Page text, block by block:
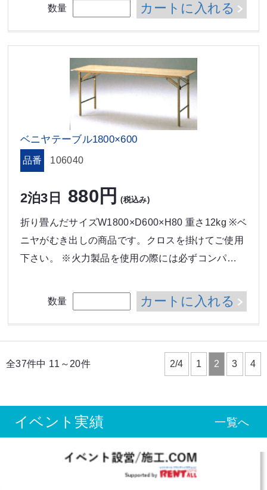
数量 カートに入れる
ベニヤテーブル1800×600
品番 106040
2泊3日 880円 (税込み)
折り畳んだサイズW1800×D600×H80 重さ12kg ※ベ
ニヤがむき出しの商品です。クロスを掛けてご使用
下さい。 ※火力製品を使用の際には必ずコンパ…
数量 カートに入れる
全37件中 11～20件 2/4 1 2 3 4
イベント実績 一覧へ